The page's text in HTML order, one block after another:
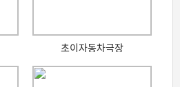
초이자동차극장